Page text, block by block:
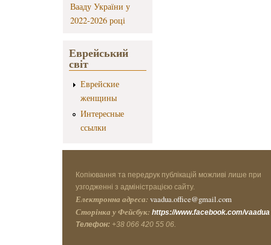
Вааду України у
2022-2026 році
Еврейський
світ
Еврейские
женщины
Интересные
ссылки
Копіювання та передрук публікацій можливі лише при
узгодженні з адміністрацією сайту.
Електронна адреса: vaadua.office@gmail.com
Сторінка у Фейсбук: https://www.facebook.com/vaadua
Телефон: +38 066 420 55 06.